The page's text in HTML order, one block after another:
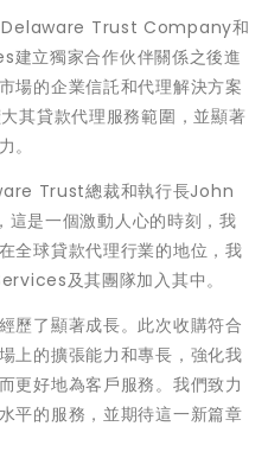
Delaware Trust Company和
立獨家合作伙伴關係之後進
場的企業信託和代理解決方案
其貸款代理服務範圍，並顯著
。
Trust總裁和執行長John
是一個激動人心的時刻，我
全球貸款代理行業的地位，我
及其團隊加入其中。
歷了顯著成長。此次收購符合
上的擴張能力和專長，強化我
更好地為客戶服務。我們致力
平的服務，並期待這一新篇章